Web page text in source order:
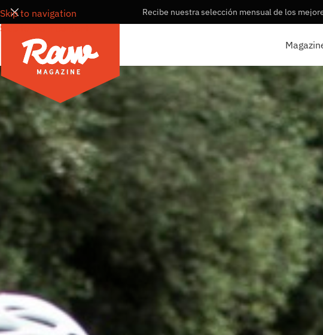
Skip to navigation
Skip to main content
Recibe nuestra selección mensual de los